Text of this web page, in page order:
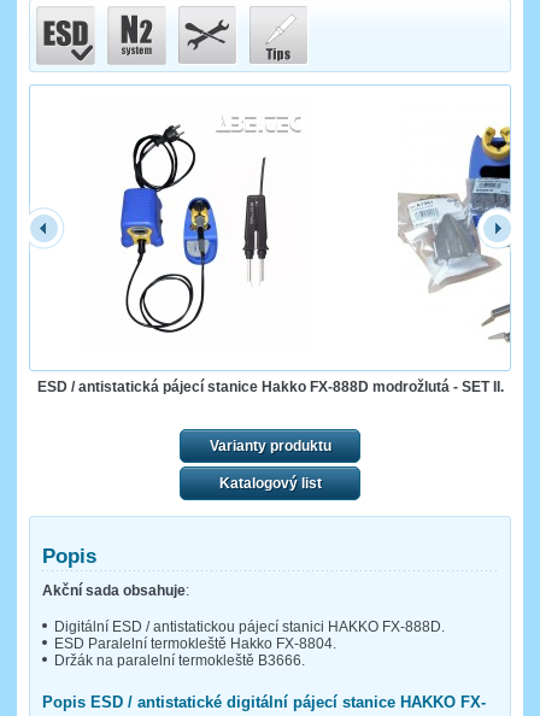
ESD / antistatická pájecí stanice Hakko FX-888D modrožlutá - SET II.
Varianty produktu
Katalogový list
Popis
Akční sada obsahuje:
Digitální ESD / antistatickou pájecí stanici HAKKO FX-888D.
ESD Paralelní termokleště Hakko FX-8804.
Držák na paralelní termokleště B3666.
Popis ESD / antistatické digitální pájecí stanice HAKKO FX-